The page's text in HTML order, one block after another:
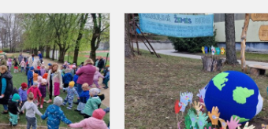
,,RID
RID
RID
MARGI
MARGUČIAI"